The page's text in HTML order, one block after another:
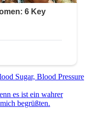
Sugar, Blood Pressure
es ist ein wahrer
begrüßten.